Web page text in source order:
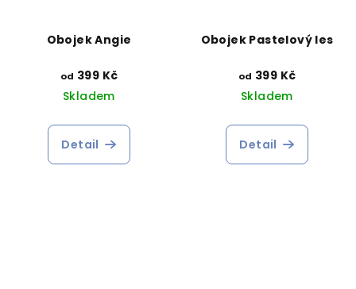
Obojek Angie
od 399 Kč
Skladem
Detail
Obojek Pastelový les
od 399 Kč
Skladem
Detail